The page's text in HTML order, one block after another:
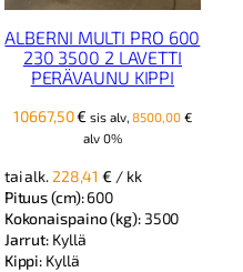
ALBERNI MULTI PRO 600
230 3500 2 LAVETTI
PERÄVAUNU KIPPI
10667,50€ sis alv,8500,00 €
alv 0%
tai alk. 228,41€ / kk
Pituus (cm):600
Kokonaispaino (kg): 3500
Jarrut: Kyllä
Kippi: Kyllä